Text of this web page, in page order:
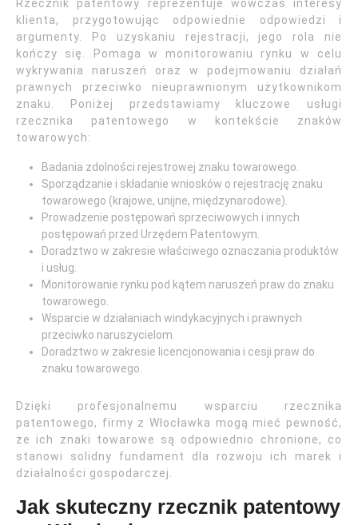
Rzecznik patentowy reprezentuje wówczas interesy
klienta, przygotowując odpowiednie odpowiedzi i
argumenty. Po uzyskaniu rejestracji, jego rola nie
kończy się. Pomaga w monitorowaniu rynku w celu
wykrywania naruszeń oraz w podejmowaniu działań
prawnych przeciwko nieuprawnionym użytkownikom
znaku. Poniżej przedstawiamy kluczowe usługi
rzecznika patentowego w kontekście znaków
towarowych:
Badania zdolności rejestrowej znaku towarowego.
Sporządzanie i składanie wniosków o rejestrację znaku
towarowego (krajowe, unijne, międzynarodowe).
Prowadzenie postępowań sprzeciwowych i innych
postępowań przed Urzędem Patentowym.
Doradztwo w zakresie właściwego oznaczania produktów
i usług.
Monitorowanie rynku pod kątem naruszeń praw do znaku
towarowego.
Wsparcie w działaniach windykacyjnych i prawnych
przeciwko naruszycielom.
Doradztwo w zakresie licencjonowania i cesji praw do
znaku towarowego.
Dzięki profesjonalnemu wsparciu rzecznika
patentowego, firmy z Włocławka mogą mieć pewność,
że ich znaki towarowe są odpowiednio chronione, co
stanowi solidny fundament dla rozwoju ich marek i
działalności gospodarczej.
Jak skuteczny rzecznik patentowy